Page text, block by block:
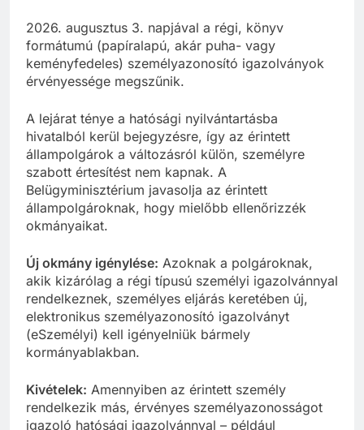
2026. augusztus 3. napjával a régi, könyv
formátumú (papíralapú, akár puha- vagy
keményfedeles) személyazonosító igazolványok
érvényessége megszűnik.
A lejárat ténye a hatósági nyilvántartásba
hivatalból kerül bejegyzésre, így az érintett
állampolgárok a változásról külön, személyre
szabott értesítést nem kapnak. A
Belügyminisztérium javasolja az érintett
állampolgároknak, hogy mielőbb ellenőrizzék
okmányaikat.
Új okmány igénylése: Azoknak a polgároknak,
akik kizárólag a régi típusú személyi igazolvánnyal
rendelkeznek, személyes eljárás keretében új,
elektronikus személyazonosító igazolványt
(eSzemélyi) kell igényelniük bármely
kormányablakban.
Kivételek: Amennyiben az érintett személy
rendelkezik más, érvényes személyazonosságot
igazoló hatósági igazolvánnyal – például